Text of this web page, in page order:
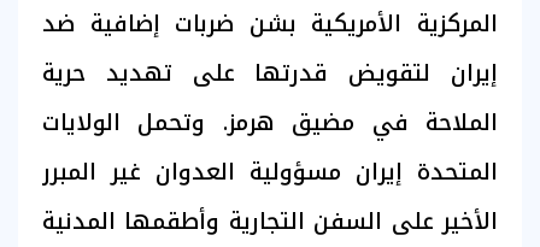
المركزية الأمريكية بشن ضربات إضافية ضد
إيران لتقويض قدرتها على تهديد حرية
الملاحة في مضيق هرمز. وتحمل الولايات
المتحدة إيران مسؤولية العدوان غير المبرر
الأخير على السفن التجارية وأطقمها المدنية